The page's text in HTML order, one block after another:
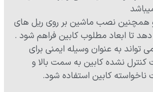
نصب ماشین بر روی ریل های
دهد تا ابعاد مطلوب کابین فراهم شود .
به عنوان وسیله ایمنی برای
کنترل نشده کابین به سمت بالا و
ناخواسته کابین استفاده شود.